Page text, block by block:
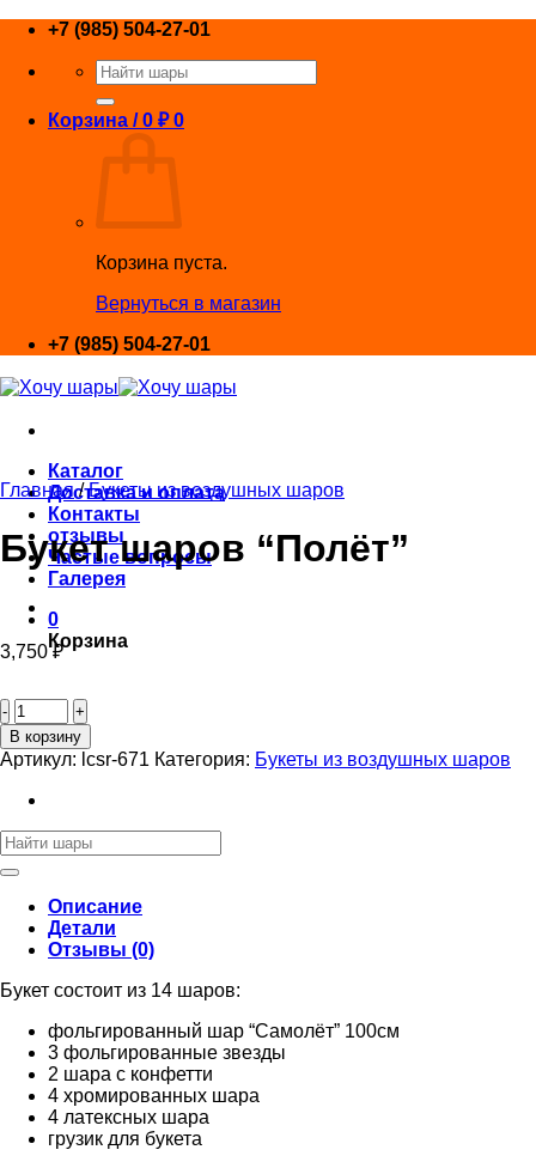
Skip
content
+7 (985) 504-27-01
Искать:
Корзина /0 ₽ 0
Корзина пуста.
Вернуться в магазин
+7 (985) 504-27-01
Каталог
Доставка и оплата
Контакты
отзывы
Частые вопросы
Галерея
0
Корзина
Главная / Букеты из воздушных шаров
Букет шаров “Полёт”
3,750₽
товара
Букет
шаров
В корзину
Артикул: lcsr-671 Категория: Букеты из воздушных шаров
Искать:
Описание
Детали
Отзывы (0)
Букет состоит из 14 шаров:
фольгированный шар “Самолёт” 100см
3 фольгированные звезды
2 шара с конфетти
4 хромированных шара
4 латексных шара
грузик для букета